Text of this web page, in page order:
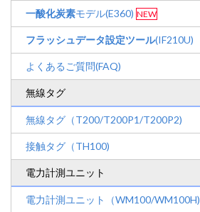
一酸化炭素モデル(E360) NEW
フラッシュデータ設定ツール(IF210U)
よくあるご質問(FAQ)
無線タグ
無線タグ（T200/T200P1/T200P2)
接触タグ（TH100)
電力計測ユニット
電力計測ユニット（WM100/WM100H)